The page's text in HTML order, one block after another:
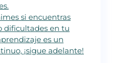
si encuentras
dificultades en tu
es un
¡sigue adelante!